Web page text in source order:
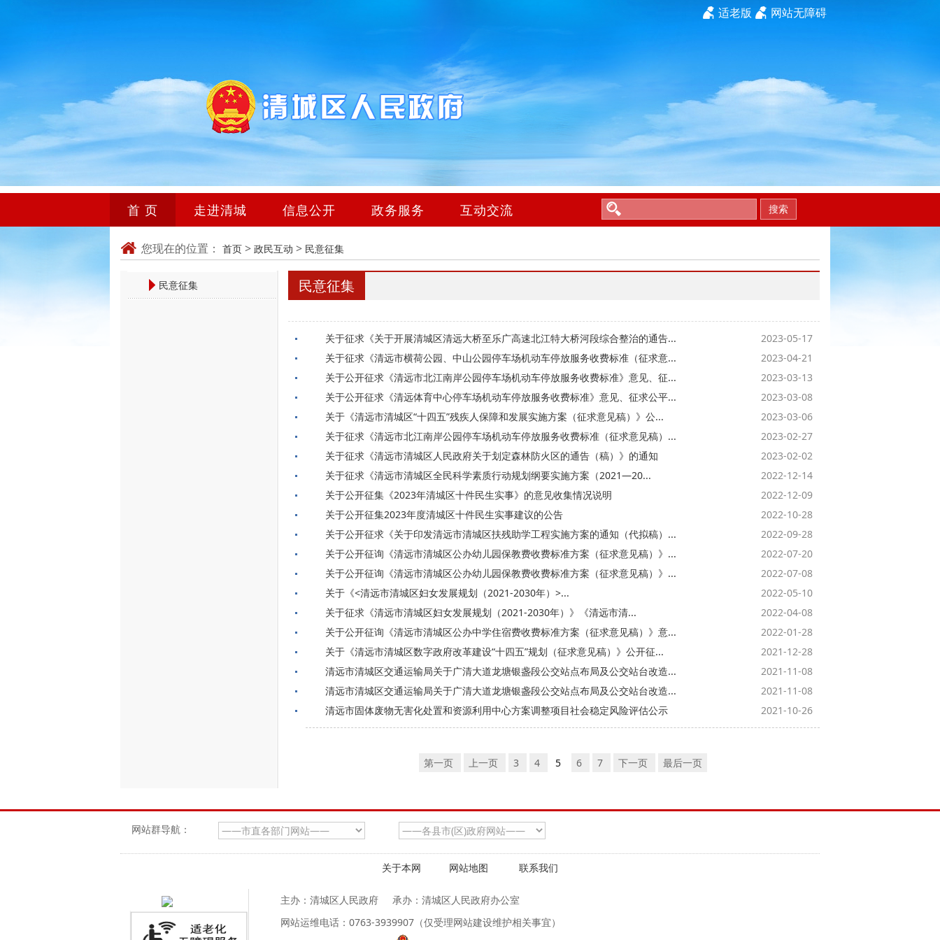
网站无障碍
适老版
首 页 走进清城 信息公开 政务服务 互动交流 搜索
您现在的位置： 首页 > 政民互动 > 民意征集
民意征集 民意征集
关于征求《关于开展清城区清远大桥至乐广高速北江特大桥河段综合整治的通告...
2023-05-17
关于征求《清远市横荷公园、中山公园停车场机动车停放服务收费标准（征求意...
2023-04-21
关于公开征求《清远市北江南岸公园停车场机动车停放服务收费标准》意见、征...
2023-03-13
关于公开征求《清远体育中心停车场机动车停放服务收费标准》意见、征求公平...
2023-03-08
关于《清远市清城区“十四五”残疾人保障和发展实施方案（征求意见稿）》公...
2023-03-06
关于征求《清远市北江南岸公园停车场机动车停放服务收费标准（征求意见稿）...
2023-02-27
关于征求《清远市清城区人民政府关于划定森林防火区的通告（稿）》的通知
2023-02-02
关于征求《清远市清城区全民科学素质行动规划纲要实施方案（2021—20...
2022-12-14
关于公开征集《2023年清城区十件民生实事》的意见收集情况说明
2022-12-09
关于公开征集2023年度清城区十件民生实事建议的公告
2022-10-28
关于公开征求《关于印发清远市清城区扶残助学工程实施方案的通知（代拟稿）...
2022-09-28
关于公开征询《清远市清城区公办幼儿园保教费收费标准方案（征求意见稿）》...
2022-07-20
关于公开征询《清远市清城区公办幼儿园保教费收费标准方案（征求意见稿）》...
2022-07-08
关于《<清远市清城区妇女发展规划（2021-2030年）>...
2022-05-10
关于征求《清远市清城区妇女发展规划（2021-2030年）》《清远市清...
2022-04-08
关于公开征询《清远市清城区公办中学住宿费收费标准方案（征求意见稿）》意...
2022-01-28
关于《清远市清城区数字政府改革建设“十四五”规划（征求意见稿）》公开征...
2021-12-28
清远市清城区交通运输局关于广清大道龙塘银盏段公交站点布局及公交站台改造...
2021-11-08
清远市清城区交通运输局关于广清大道龙塘银盏段公交站点布局及公交站台改造...
2021-11-08
清远市固体废物无害化处置和资源利用中心方案调整项目社会稳定风险评估公示
2021-10-26
第一页 上一页 3 4 5 6 7 下一页 最后一页
网站群导航：
关于本网 网站地图 联系我们
主办：清城区人民政府
承办：清城区人民政府办公室
网站运维电话：0763-3939907（仅受理网站建设维护相关事宜）